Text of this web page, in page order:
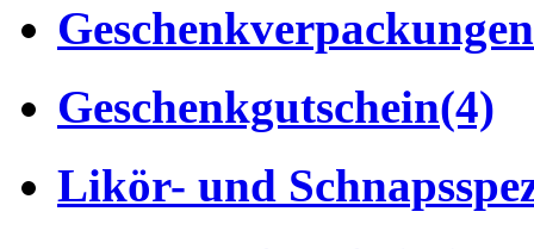
Geschenkverpackungen
Geschenkgutschein(4)
Likör- und